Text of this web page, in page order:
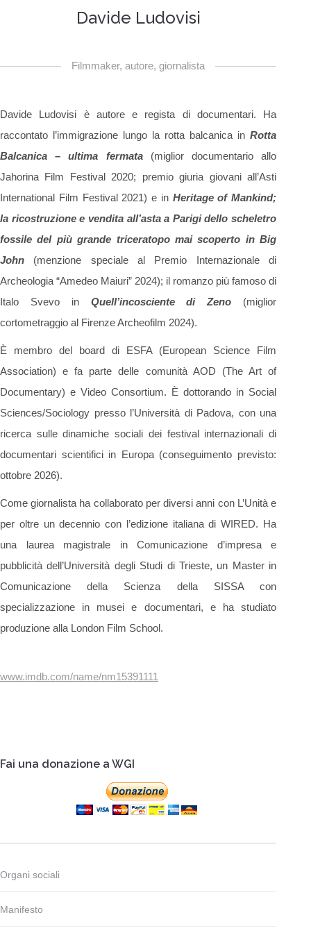
Davide Ludovisi
Filmmaker, autore, giornalista
Davide Ludovisi è autore e regista di documentari. Ha
raccontato l’immigrazione lungo la rotta balcanica in Rotta
Balcanica – ultima fermata(miglior documentario allo
Jahorina Film Festival 2020; premio giuria giovani all’Asti
International Film Festival 2021) e in Heritage of Mankind;
la ricostruzione e vendita all’asta a Parigi dello scheletro
fossile del più grande triceratopo mai scoperto in Big
John
(menzione speciale al Premio Internazionale di
Archeologia “Amedeo Maiuri” 2024); il romanzo più famoso di
Italo Svevo in Quell’incosciente di Zeno (miglior
cortometraggio al Firenze Archeofilm 2024).
È membro del board di ESFA (European Science Film
Association) e fa parte delle comunità AOD (The Art of
Documentary) e Video Consortium. È dottorando in Social
Sciences/Sociology presso l’Università di Padova, con una
ricerca sulle dinamiche sociali dei festival internazionali di
documentari scientifici in Europa (conseguimento previsto:
ottobre 2026).
Come giornalista ha collaborato per diversi anni con L’Unità e
per oltre un decennio con l’edizione italiana di WIRED. Ha
una laurea magistrale in Comunicazione d’impresa e
pubblicità dell’Università degli Studi di Trieste, un Master in
Comunicazione della Scienza della SISSA con
specializzazione in musei e documentari, e ha studiato
produzione alla London Film School.
www.imdb.com/name/nm15391111
Fai una donazione a WGI
Organi sociali
Manifesto